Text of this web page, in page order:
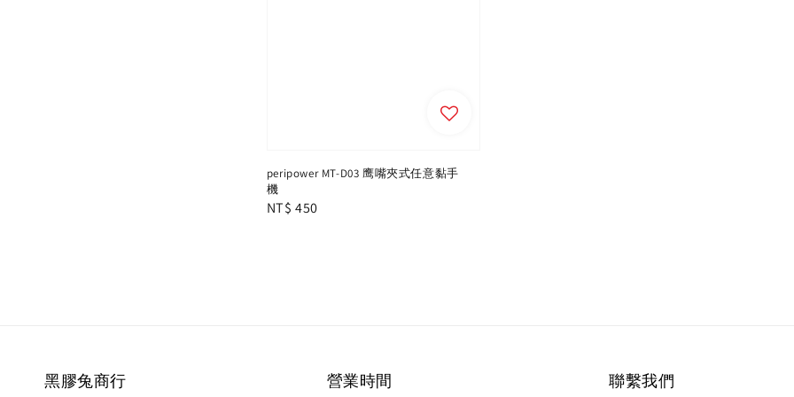
peripower MT-D03 鹰嘴夾式任意黏手
機
Regular
NT$ 450
黑膠兔商行 營業時間 聯繫我們